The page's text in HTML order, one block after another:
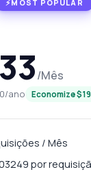
/Mês
ano Economize
/ Mês
por